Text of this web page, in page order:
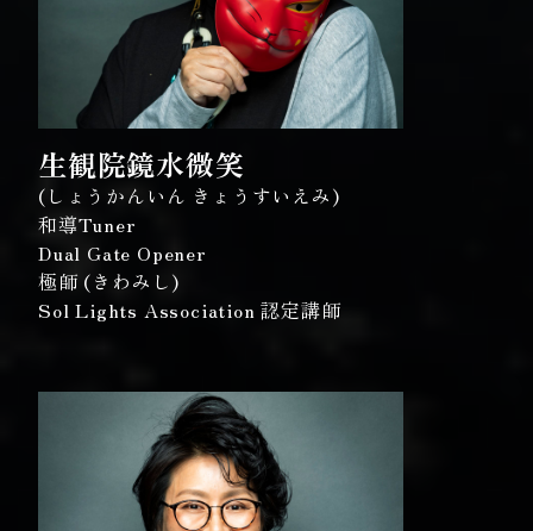
生観院鏡水微笑
(しょうかんいん きょうすいえみ)
和導Tuner
Dual Gate Opener
極師 (きわみし)
Sol Lights Association 認定講師